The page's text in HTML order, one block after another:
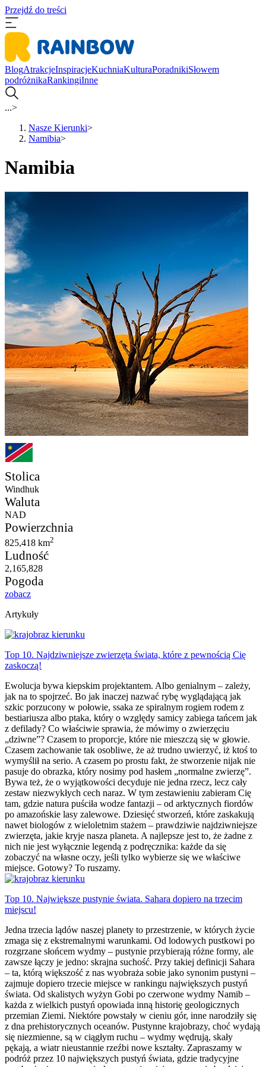
Przejdź do treści
BlogAtrakcjeInspiracjeKuchniaKulturaPoradnikiSłowem
podróżnikaRankingiInne
...>
Nasze Kierunki>
Namibia>
Namibia
Stolica
Windhuk
Waluta
NAD
Powierzchnia
825,418 km2
Ludność
2,165,828
Pogoda
zobacz
Artykuły
Top 10. Najdziwniejsze zwierzęta świata, które z pewnością Cię
zaskoczą!
Ewolucja bywa kiepskim projektantem. Albo genialnym – zależy,
jak na to spojrzeć. Bo jak inaczej nazwać rybę wyglądającą jak
szkic porzucony w połowie, ssaka ze spiralnym rogiem rodem z
bestiariusza albo ptaka, który o względy samicy zabiega tańcem jak
z defilady? Co właściwie sprawia, że mówimy o zwierzęciu
„dziwne”? Czasem to proporcje, które nie mieszczą się w głowie.
Czasem zachowanie tak osobliwe, że aż trudno uwierzyć, iż ktoś to
wymyślił na serio. A czasem po prostu fakt, że stworzenie nijak nie
pasuje do obrazka, który nosimy pod hasłem „normalne zwierzę”.
Bywa też, że o wyjątkowości decyduje nie jedna rzecz, lecz cały
zestaw niezwykłych cech naraz. W tym zestawieniu zabieram Cię
tam, gdzie natura puściła wodze fantazji – od arktycznych fiordów
po amazońskie lasy zalewowe. Dziesięć stworzeń, które zaskakują
nawet biologów z wieloletnim stażem – prawdziwie najdziwniejsze
zwierzęta, jakie kryje nasza planeta. A najlepsze jest to, że żadne z
nich nie jest wyłącznie legendą z podręcznika: każde da się
zobaczyć na własne oczy, jeśli tylko wybierze się we właściwe
miejsce. Gotowy? To ruszamy.
Top 10. Największe pustynie świata. Sahara dopiero na trzecim
miejscu!
Jedna trzecia lądów naszej planety to przestrzenie, w których życie
zmaga się z ekstremalnymi warunkami. Od lodowych pustkowi po
rozgrzane słońcem wydmy – pustynie przybierają różne formy, ale
zawsze łączy je jedno: skrajna suchość. Przy takiej definicji Sahara
– ta, którą większość z nas wyobraża sobie jako synonim pustyni –
zajmuje dopiero trzecie miejsce w rankingu największych pustyń
świata. Od skalistych wyżyn Gobi po czerwone wydmy Namib –
każda z wielkich pustyń opowiada inną historię geologicznych
przemian Ziemi. Niektóre powstały w cieniu gór, inne narodziły się
z dna prehistorycznych oceanów. Pustynne krajobrazy, choć wydają
się niezmienne, są w ciągłym ruchu – wydmy wędrują, skały
pękają, a wiatr nieustannie rzeźbi nowe kształty. Zapraszamy w
podróż przez 10 największych pustyń świata, gdzie tradycyjne